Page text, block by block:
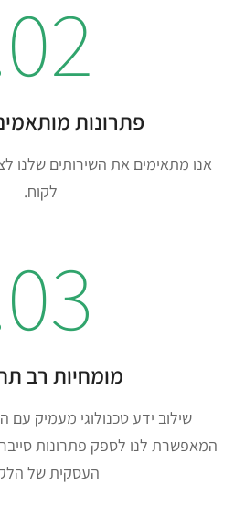
02.
פתרונות
אנו מתאימים את השירותים שלנו
לקוח.
03.
מומחיות רב
שילוב ידע טכנולוגי מעמיק
המאפשרת לנו לספק פתרונות
העסקית של